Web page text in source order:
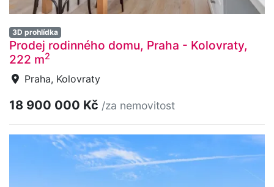
3D prohlídka
Prodej rodinného domu, Praha - Kolovraty,
222 m2
Praha, Kolovraty
18 900 000 Kč /za nemovitost